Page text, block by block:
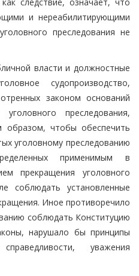
и нереабилитирующими
преследования не
власти и должностные
судопроизводство,
законом оснований
преследования,
образом, чтобы обеспечить
уголовному преследованию
применимым в
прекращения уголовного
соблюдать установленные
Иное противоречило
соблюдать Конституцию
нарушало бы принципы
уважения